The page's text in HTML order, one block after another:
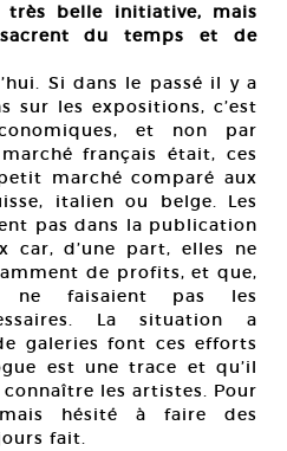
très belle initiative, mais
du temps et de
Si dans le passé il y a
sur les expositions, c’est
et non par
français était, ces
marché comparé aux
italien ou belge. Les
pas dans la publication
car, d’une part, elles ne
de profits, et que,
ne faisaient pas les
La situation a
galeries font ces efforts
est une trace et qu’il
les artistes. Pour
hésité à faire des
fait.